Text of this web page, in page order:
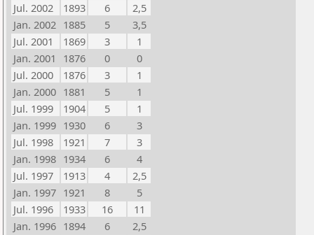
Jul. 2002
1893 6
2,5
Jan. 2002 1885 5
3,5
Jul. 2001
1869 3
1
Jan. 2001
1876 0
0
Jul. 2000
1876 3
1
Jan. 2000 1881 5
1
Jul. 1999
1904 5
1
Jan. 1999 1930 6
3
Jul. 1998
1921 7
3
Jan. 1998 1934 6
4
Jul. 1997
1913 4
2,5
Jan. 1997 1921 8
5
Jul. 1996
1933 16
11
Jan. 1996 1894 6
2,5